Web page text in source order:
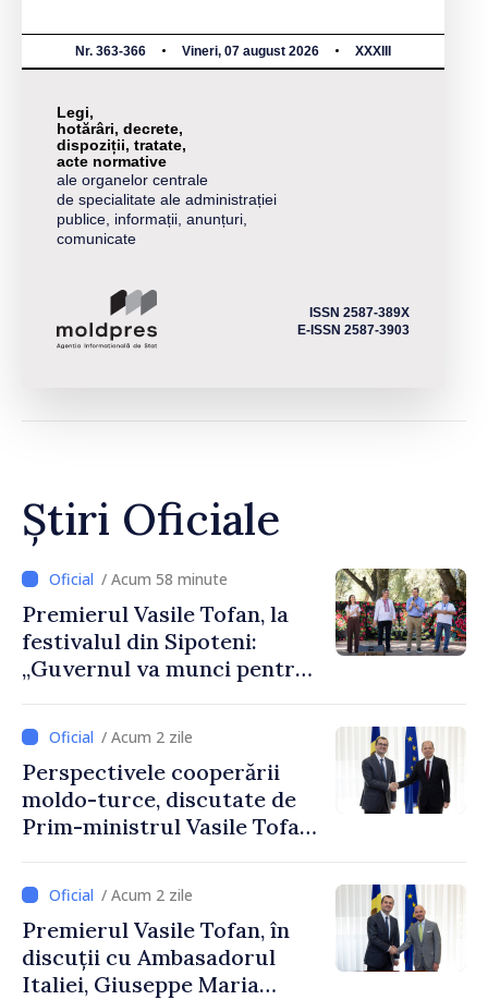
Nr. 363-366 Vineri, 07 august 2026 XXXIII
Legi,
hotărâri, decrete,
dispoziții, tratate,
acte normative
ale organelor centrale
de specialitate ale administrației
publice, informații, anunțuri,
comunicate
ISSN 2587-389X
E-ISSN 2587-3903
Știri Oficiale
/ Acum 58 minute
Premierul Vasile Tofan, la
festivalul din Sipoteni:
„Guvernul va munci pentru
comunitate și toți
moldovenii să prospere”
/ Acum 2 zile
Perspectivele cooperării
moldo-turce, discutate de
Prim-ministrul Vasile Tofan
Uygar Mustafa Sertel
/ Acum 2 zile
Premierul Vasile Tofan, în
discuții cu Ambasadorul
Italiei, Giuseppe Maria